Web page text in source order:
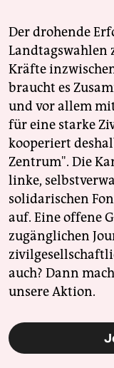
Der drohende
Landtagswahlen
Kräfte
braucht es
und vor allem
für eine starke
kooperiert
Zentrum". Die
linke,
solidarischen
auf. Eine offene
zugänglichen
auch? Dann
unsere Aktion.